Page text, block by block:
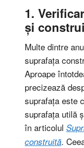
1.
și
Multe dintre
suprafața
Aproape
precizează
suprafața este
suprafața utilă
în articolul
construită.